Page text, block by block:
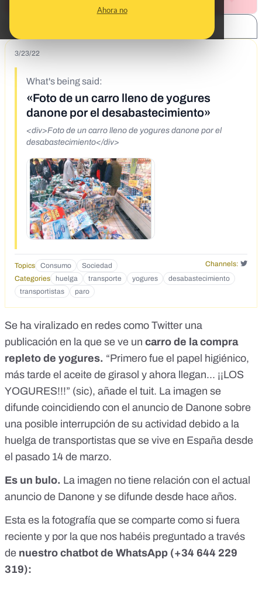
Ahora no
3/23/22
What's being said:
«Foto de un carro lleno de yogures
danone por el desabastecimiento»
<div>Foto de un carro lleno de yogures danone por el
desabastecimiento</div>
Topics Consumo Sociedad
Channels:
Categories
huelga transporte yogures
desabastecimiento
transportistas
paro
Se ha viralizado en redes como Twitter una
publicación en la que se ve un carro de la compra
repleto de yogures. “Primero fue el papel higiénico,
más tarde el aceite de girasol y ahora llegan... ¡¡LOS
YOGURES!!!” (sic), añade el tuit. La imagen se
difunde coincidiendo con el anuncio de Danone sobre
una posible interrupción de su actividad debido a la
huelga de transportistas que se vive en España desde
el pasado 14 de marzo.
Es un bulo. La imagen no tiene relación con el actual
anuncio de Danone y se difunde desde hace años.
Esta es la fotografía que se comparte como si fuera
reciente y por la que nos habéis preguntado a través
de nuestro chatbot de WhatsApp (+34 644 229
319):